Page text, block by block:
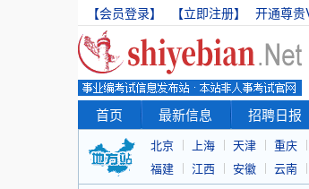
【会员登录】 【立即注册】 开通尊贵
首页 最新信息 招聘日报
北京 上海 天津 重庆
福建
江西 安徽 云南